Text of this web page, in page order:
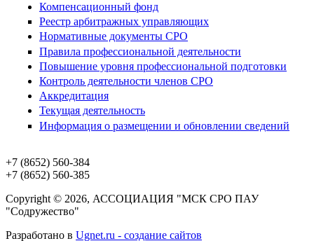
Компенсационный фонд
Реестр арбитражных управляющих
Нормативные документы СРО
Правила профессиональной деятельности
Повышение уровня профессиональной подготовки
Контроль деятельности членов СРО
Аккредитация
Текущая деятельность
Информация о размещении и обновлении сведений
+7 (8652) 560-384
+7 (8652) 560-385
Copyright © 2026, АССОЦИАЦИЯ "МСК СРО ПАУ
"Содружество"
Разработано в Ugnet.ru - создание сайтов